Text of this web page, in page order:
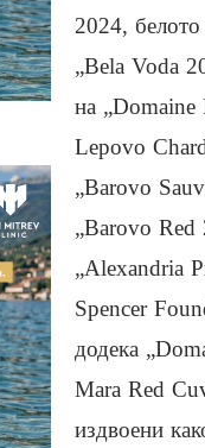
2024,
„Bela Voda
на
Lepovo
„Barovo
„Barovo Red
„Alexandria
Spencer
додека
Mara Red
издвоени